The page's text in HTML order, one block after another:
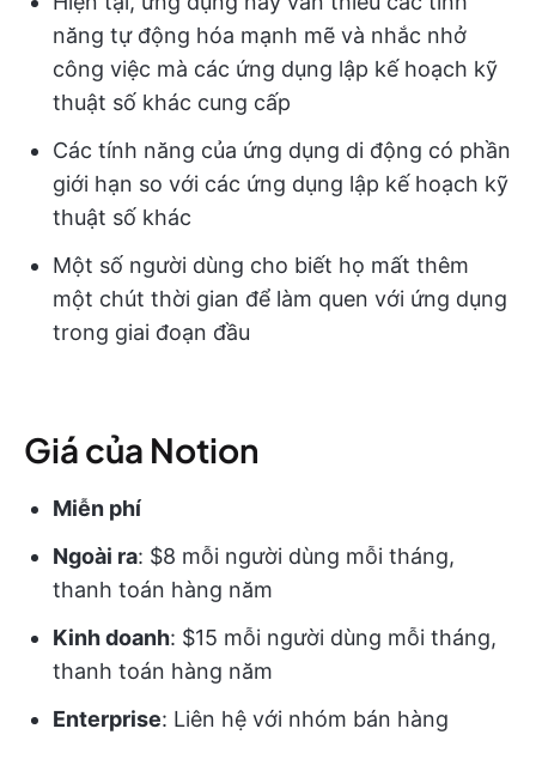
năng tự động hóa mạnh mẽ và nhắc nhở
công việc mà các ứng dụng lập kế hoạch kỹ
thuật số khác cung cấp
Các tính năng của ứng dụng di động có phần
giới hạn so với các ứng dụng lập kế hoạch kỹ
thuật số khác
Một số người dùng cho biết họ mất thêm
một chút thời gian để làm quen với ứng dụng
trong giai đoạn đầu
Giá của Notion
Miễn phí
Ngoài ra: $8 mỗi người dùng mỗi tháng,
thanh toán hàng năm
Kinh doanh: $15 mỗi người dùng mỗi tháng,
thanh toán hàng năm
Enterprise: Liên hệ với nhóm bán hàng